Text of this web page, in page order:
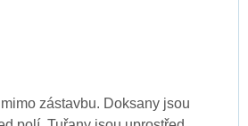
zástavbu. Doksany jsou